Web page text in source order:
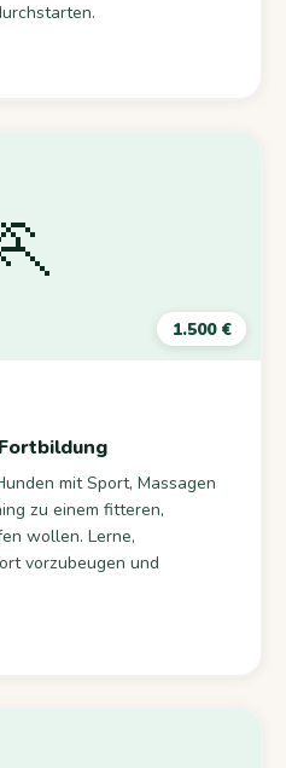
1.500 €
mit Sport, Massagen
zu einem fitteren,
wollen. Lerne,
vorzubeugen und